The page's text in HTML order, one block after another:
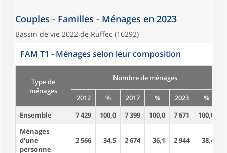
Couples - Familles - Ménages en 2023
Bassin de vie 2022 de Ruffec (16292)
FAM T1 - Ménages selon leur composition
Type de
ménages
Nombre de ménages
2012 % 2017 % 2023 %
Ensemble
7 429 100,0 7 399 100,0 7 671 100,0
Ménages
d'une
personne
2 566 34,5 2 674 36,1 2 944 38,4